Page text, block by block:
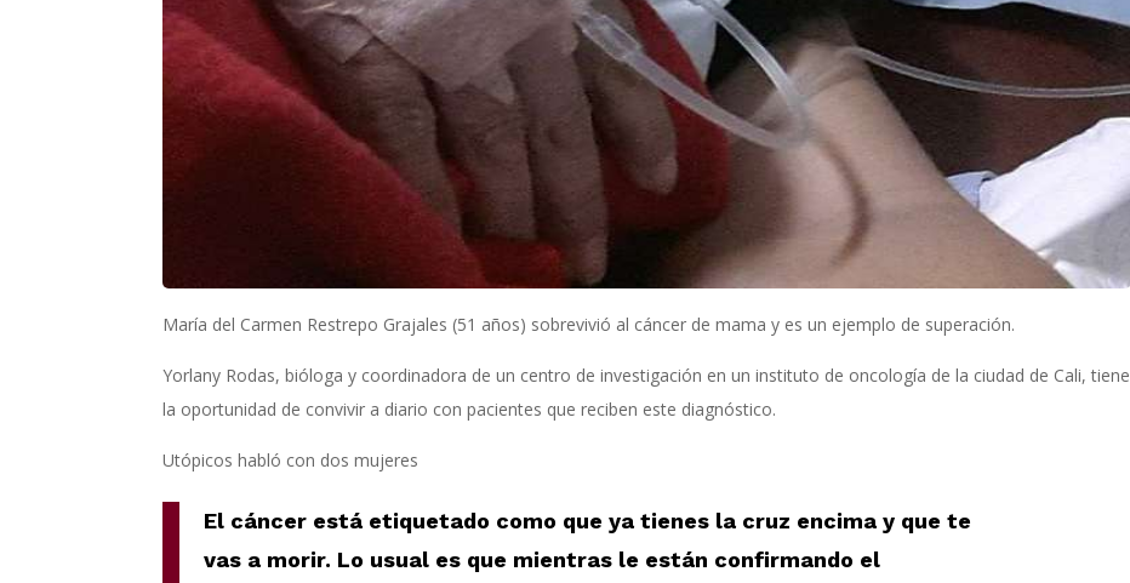
María del Carmen Restrepo Grajales (51 años) sobrevivió al cáncer de mama y es un ejemplo de superación.
Yorlany Rodas, bióloga y coordinadora de un centro de investigación en un instituto de oncología de la ciudad de Cali, tiene
la oportunidad de convivir a diario con pacientes que reciben este diagnóstico.
Utópicos habló con dos mujeres
El cáncer está etiquetado como que ya tienes la cruz encima y que te
vas a morir. Lo usual es que mientras le están confirmando el